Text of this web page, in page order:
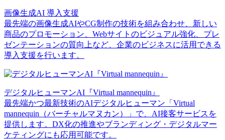
画像生成AI 導入支援
最先端の画像生成AIやCG制作の技術を組み合わせ、新しい
商品のプロモーション、Webサイトのビジュアル強化、プレ
ゼンテーションの質向上など、企業のビジネスに活用できる
導入支援を行います。
デジタルヒューマンAI『Virtual mannequin』
最先端かつ最新技術のAIデジタルヒューマン「Virtual
mannequin（バーチャルマヌカン）」で、AI接客サービスを
提供します。DX化の推進やブランディング・デジタルマー
ケティングにも応用可能です。